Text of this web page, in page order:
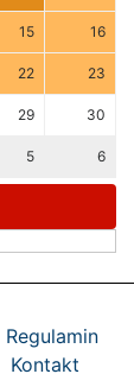
15 16
22 23
29 30
5 6
Regulamin
Kontakt